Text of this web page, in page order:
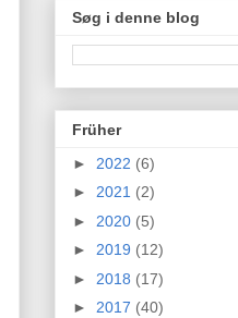
Søg i denne blog
Früher
► 2022 (6)
► 2021 (2)
► 2020 (5)
► 2019 (12)
► 2018 (17)
► 2017 (40)